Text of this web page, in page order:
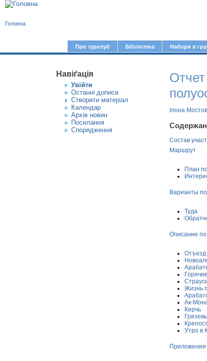
л
о
в
н
Про турклуб Бібліотека Набори в
Головна
Навіґація
Увiйти
Останні дописи
Створити матерiал
Календар
Архів новин
Посилання
Спорядження
Ілона
Состав
Маршрут
План
Варианты
Туда
Описание
Отъезд
Жизнь
Ак-
Керчь
Утро в
Приложения